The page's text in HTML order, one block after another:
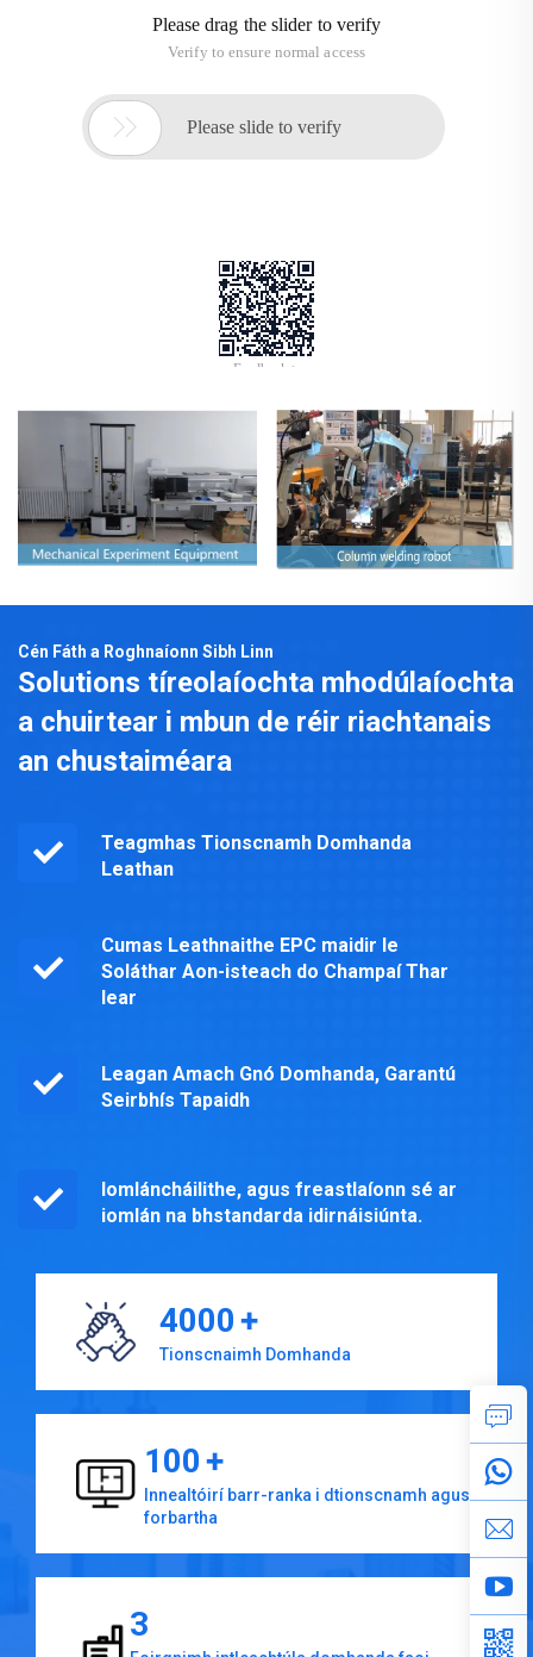
Cén Fáth a Roghnaíonn Sibh Linn
Solutions tíreolaíochta mhodúlaíochta
a chuirtear i mbun de réir riachtanais
an chustaiméara
Teagmhas Tionscnamh Domhanda
Leathan
Cumas Leathnaithe EPC maidir le
Soláthar Aon-isteach do Champaí Thar
lear
Leagan Amach Gnó Domhanda, Garantú
Seirbhís Tapaidh
Iomláncháilithe, agus freastlaíonn sé ar
iomlán na bhstandarda idirnáisiúnta.
4000+
Tionscnaimh Domhanda
100+
Innealtóirí barr-ranka i dtionscnamh agus
forbartha
3